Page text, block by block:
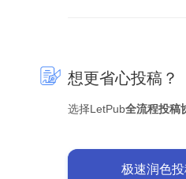
想更省心投稿？
选择LetPub全流程投稿
极速润色